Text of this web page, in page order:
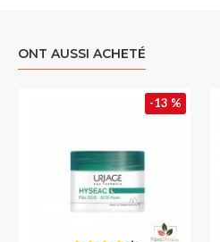
ONT AUSSI ACHETÉ
-13 %